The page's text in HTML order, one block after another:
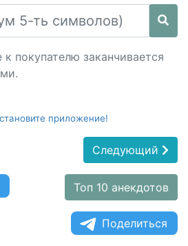
покупателю заканчивается
приложение!
Следующий
Топ 10 анекдотов
Поделиться